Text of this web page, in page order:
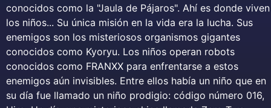
conocidos como la "Jaula de Pájaros". Ahí es donde viven
los niños... Su única misión en la vida era la lucha. Sus
enemigos son los misteriosos organismos gigantes
conocidos como Kyoryu. Los niños operan robots
conocidos como FRANXX para enfrentarse a estos
enemigos aún invisibles. Entre ellos había un niño que en
su día fue llamado un niño prodigio: código número 016,